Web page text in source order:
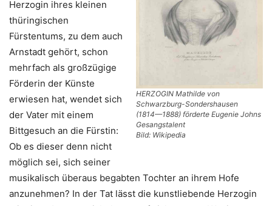
HERZOGIN Mathilde von
Schwarzburg-Sondershausen
(1814—1888) förderte Eugenie Johns
Gesangstalent
Bild: Wikipedia
Herzogin ihres kleinen
thüringischen
Fürstentums, zu dem auch
Arnstadt gehört, schon
mehrfach als großzügige
Förderin der Künste
erwiesen hat, wendet sich
der Vater mit einem
Bittgesuch an die Fürstin:
Ob es dieser denn nicht
möglich sei, sich seiner
musikalisch überaus begabten Tochter an ihrem Hofe
anzunehmen? In der Tat lässt die kunstliebende Herzogin